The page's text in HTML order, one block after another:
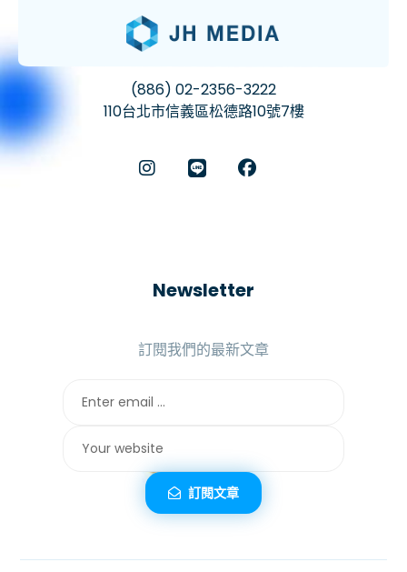
(886) 02-2356-3222
110台北市信義區松德路10號7樓
Newsletter
訂閱我們的最新文章
訂閱文章